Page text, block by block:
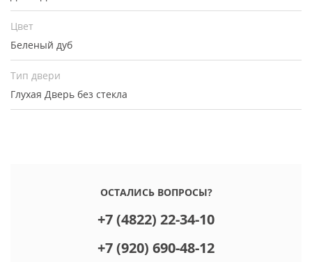
Цвет
Беленый дуб
Тип двери
Глухая Дверь без стекла
ОСТАЛИСЬ ВОПРОСЫ?
+7 (4822) 22-34-10
+7 (920) 690-48-12